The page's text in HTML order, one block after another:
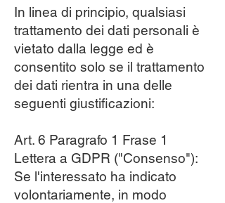
In linea di principio, qualsiasi
trattamento dei dati personali è
vietato dalla legge ed è
consentito solo se il trattamento
dei dati rientra in una delle
seguenti giustificazioni:
Art. 6 Paragrafo 1 Frase 1
Lettera a GDPR ("Consenso"):
Se l'interessato ha indicato
volontariamente, in modo